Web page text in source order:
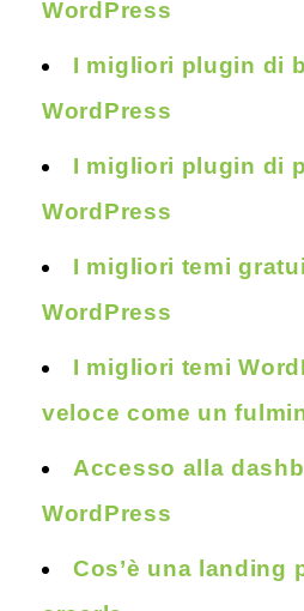
WordPress
I migliori plugin di
WordPress
I migliori plugin di
WordPress
I migliori temi
WordPress
I migliori temi
veloce come un
Accesso alla
WordPress
Cos’è una landing